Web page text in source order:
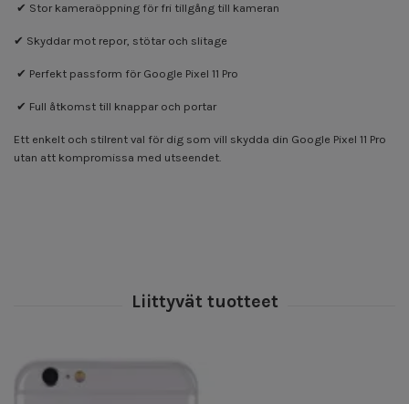
✔ Stor kameraöppning för fri tillgång till kameran
✔ Skyddar mot repor, stötar och slitage
✔ Perfekt passform för Google Pixel 11 Pro
✔ Full åtkomst till knappar och portar
Ett enkelt och stilrent val för dig som vill skydda din Google Pixel 11 Pro
utan att kompromissa med utseendet.